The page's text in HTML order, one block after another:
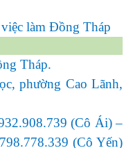
làm Đồng Tháp
Tháp.
phường Cao Lãnh,
(Cô Ái) –
(Cô Yến)